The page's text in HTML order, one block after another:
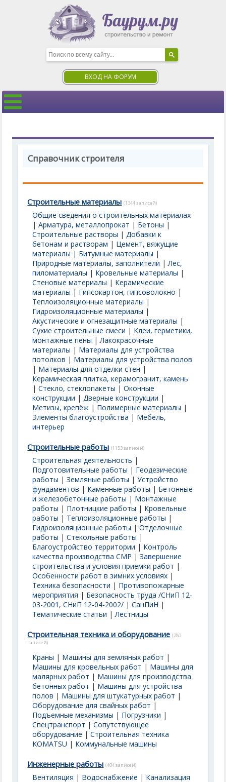
ВХОД НА ФОРУМ
Справочник строителя
Строительные материалы (1344 записей)
Общие сведения о строительных материалах
|Арматура, металлопрокат | Бетоны |
Строительные растворы |Добавки к
бетонам и растворам | Цемент, вяжущие
материалы | Битумные материалы |
Природные материалы, заполнители |Лес,
пиломатериалы | Кровельные материалы |
Стеновые материалы | Керамические
материалы | Гипсокартон, гипсоволокно |
Теплоизоляционные материалы |
Гидроизоляционные материалы |
Акустические и огнезащитные материалы |
Сухие строительные смеси | Клеи, герметики,
монтажные пены |Лакокрасочные
материалы | Материалы для устройства
потолков | Материалы для устройства полов
| Материалы для отделки стен |
Керамическая плитка, керамогранит, камень
|Стекло, стеклопакеты |Оконные
конструкции |Дверные конструкции |
Метизы, крепёж | Полимерные материалы |
Элементы благоустройства | Мебель,
интерьер
Строительные работы (1153 записей)
Строительная деятельность |
Подготовительные работы | Геодезические
работы |Земляные работы |Устройство
фундаментов | Каменные работы | Бетонные
и железобетонные работы | Монтажные
работы | Плотницкие работы | Кровельные
работы | Теплоизоляционные работы |
Гидроизоляционные работы |Отделочные
работы |Стекольные работы |
Благоустройство территории | Контроль
качества производства СМР |Завершение
строительства и условия приемки работ |
Особенности работ в зимних условиях |
Техника безопасности | Противопожарные
мероприятия | Безопасность труда /СНиП 12-
03-2001, СНиП 12-04-2002/ |СанПиН |
Тематические статьи |Лестницы
Строительная техника и оборудование (280
записей)
Краны | Машины для земляных работ |
Машины для кровельных работ | Машины для
малярных работ | Машины для производства
бетонных работ | Машины для устройства
полов | Машины для штукатурных работ |
Оборудование для свайных работ |
Подъемные механизмы | Погрузчики |
Спецтранспорт |Сопутствующее
оборудование |Строительная техника
KOMATSU | Коммунальные машины
Инженерные работы (404 записей)
Вентиляция | Водоснабжение | Канализация